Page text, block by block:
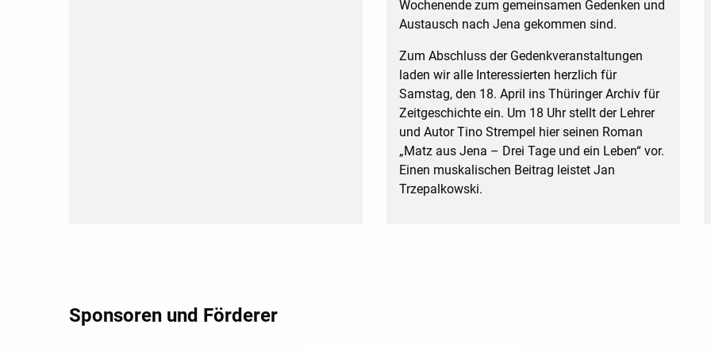
Wochenende zum gemeinsamen Gedenken und
Austausch nach Jena gekommen sind.
Zum Abschluss der Gedenkveranstaltungen
laden wir alle Interessierten herzlich für
Samstag, den 18. April ins Thüringer Archiv für
Zeitgeschichte ein. Um 18 Uhr stellt der Lehrer
und Autor Tino Strempel hier seinen Roman
„Matz aus Jena – Drei Tage und ein Leben“ vor.
Einen muskalischen Beitrag leistet Jan
Trzepalkowski.
Sponsoren und Förderer